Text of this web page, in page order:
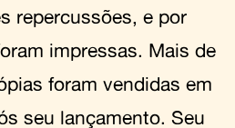
repercussões, e por
impressas. Mais de
foram vendidas em
seu lançamento. Seu